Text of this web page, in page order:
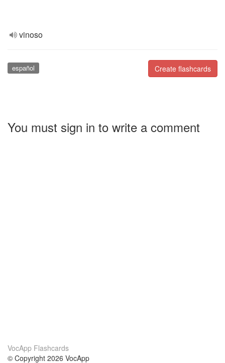
vinoso
Create flashcards
español
You must sign in to write a comment
VocApp Flashcards
© Copyright 2026 VocApp